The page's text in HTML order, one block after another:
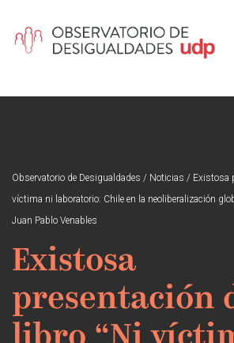
Observatorio de Desigualdades / Noticias / Existosa
víctima ni laboratorio: Chile en la neoliberalización
Juan Pablo Venables
Existosa
presentación